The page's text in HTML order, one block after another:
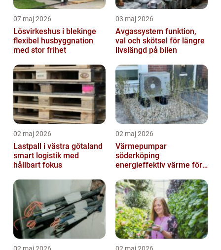
07 maj 2026
Lösvirkeshus i blekinge
flexibel husbyggnation
med stor frihet
03 maj 2026
Avgassystem funktion,
val och skötsel för längre
livslängd på bilen
02 maj 2026
Lastpall i västra götaland
smart logistik med
hållbart fokus
02 maj 2026
Värmepumpar
söderköping
energieffektiv värme för